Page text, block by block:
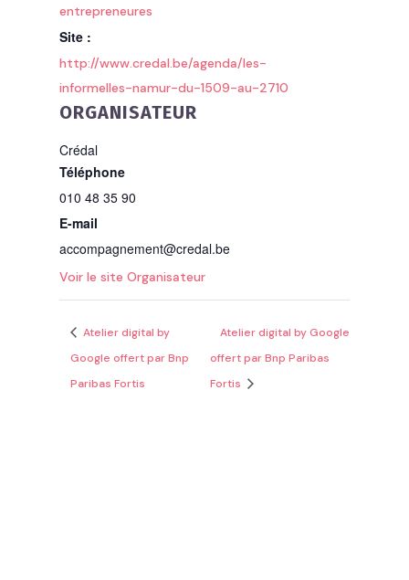
entrepreneures
Site :
http://www.credal.be/agenda/les-
informelles-namur-du-1509-au-2710
ORGANISATEUR
Crédal
Téléphone
010 48 35 90
E-mail
accompagnement@credal.be
Voir le site Organisateur
Atelier digital by
Google offert par Bnp
Paribas Fortis
Atelier digital by Google
offert par Bnp Paribas
Fortis